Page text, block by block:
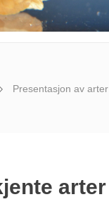
Presentasjon av arter
arter